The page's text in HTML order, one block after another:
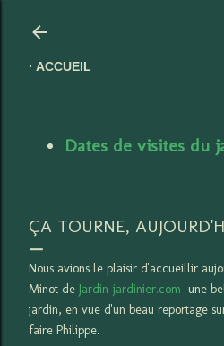
ACCUEIL
Dates de visites du
ÇA TOURNE,
Nous avions le plaisir d'accueillir
Minot de Jardin-jardinier.com une
jardin, en vue d'un beau reportage
faire Philippe.